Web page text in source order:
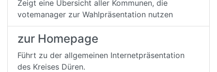
Zeigt eine Übersicht aller Kommunen, die
votemanager zur Wahlpräsentation nutzen
zur Homepage
Führt zu der allgemeinen Internetpräsentation
des Kreises Düren.